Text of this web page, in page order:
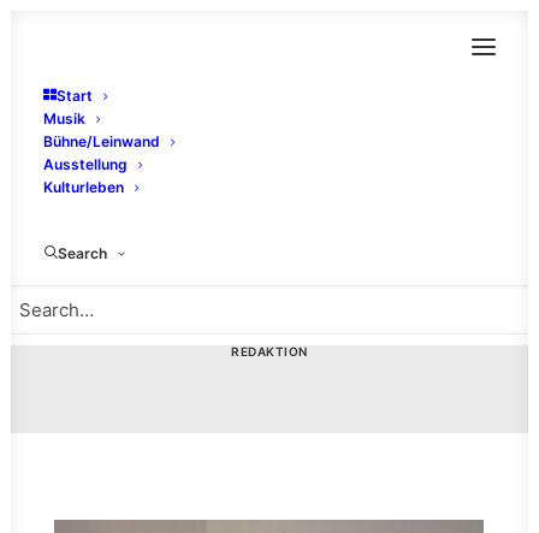
Start
Musik
Bühne/Leinwand
Ausstellung
Kulturleben
Search
Wo Glühwein auf
REDAKTION